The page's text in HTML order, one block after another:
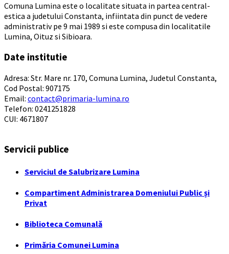
Comuna Lumina este o localitate situata in partea central-
estica a judetului Constanta, infiintata din punct de vedere
administrativ pe 9 mai 1989 si este compusa din localitatile
Lumina, Oituz si Sibioara.
Date institutie
Adresa: Str. Mare nr. 170, Comuna Lumina, Judetul Constanta,
Cod Postal: 907175
Email: contact@primaria-lumina.ro
Telefon: 0241251828
CUI: 4671807
Servicii publice
Serviciul de Salubrizare Lumina
Compartiment Administrarea Domeniului Public și
Privat
Biblioteca Comunală
Primăria Comunei Lumina